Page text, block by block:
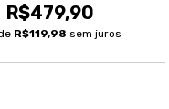
R$479,90
R$119,98 sem juros